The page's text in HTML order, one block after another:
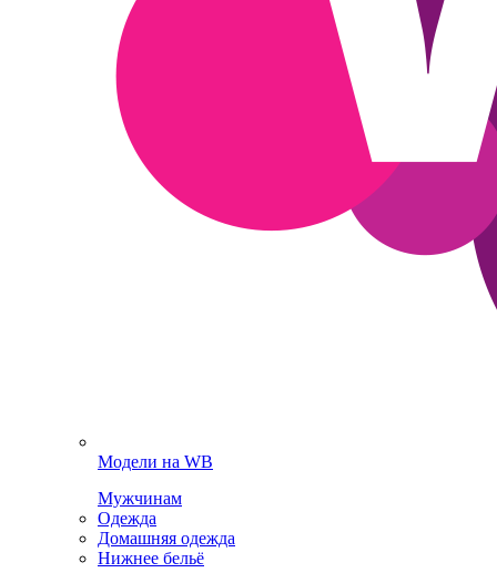
Модели на WB
Мужчинам
Одежда
Домашняя одежда
Нижнее бельё